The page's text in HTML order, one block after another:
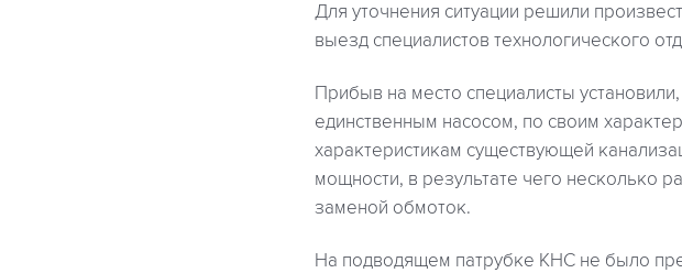
Для уточнения ситуации решили
выезд специалистов технологического
Прибыв на место специалисты
единственным насосом, по своим
характеристикам существующей
мощности, в результате чего несколько
заменой обмоток.
На подводящем патрубке КНС не было